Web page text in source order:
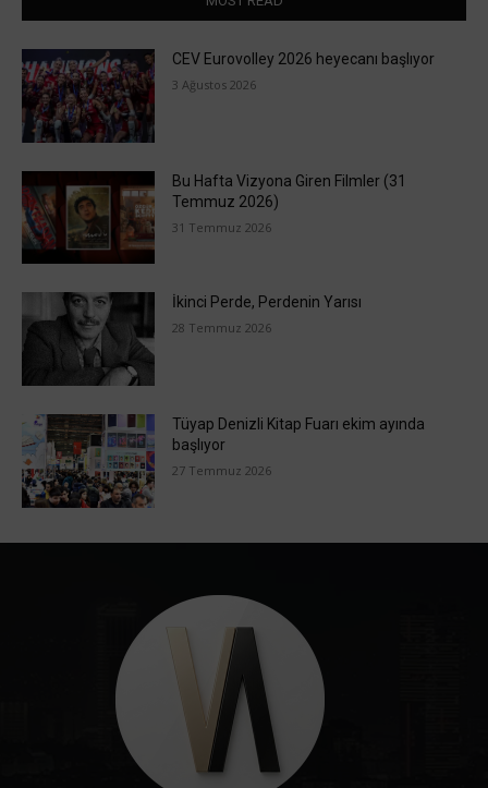
CEV Eurovolley 2026 heyecanı başlıyor
3 Ağustos 2026
Bu Hafta Vizyona Giren Filmler (31
Temmuz 2026)
31 Temmuz 2026
İkinci Perde, Perdenin Yarısı
28 Temmuz 2026
Tüyap Denizli Kitap Fuarı ekim ayında
başlıyor
27 Temmuz 2026